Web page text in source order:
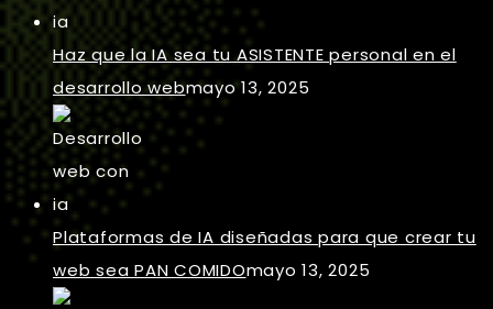
Haz que la IA sea tu ASISTENTE personal en el
desarrollo webmayo 13, 2025
Plataformas de IA diseñadas para que crear tu
web sea PAN COMIDOmayo 13, 2025